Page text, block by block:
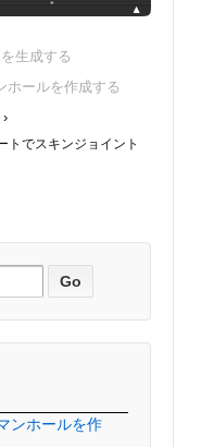
生成する
ホールを作成する
›
トでスキンジョイント
ンホールを作